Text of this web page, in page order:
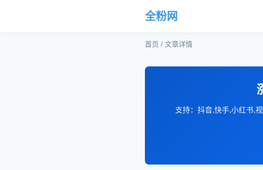
全粉网
首页 / 文章详情
支持：抖音,快手,小红书,